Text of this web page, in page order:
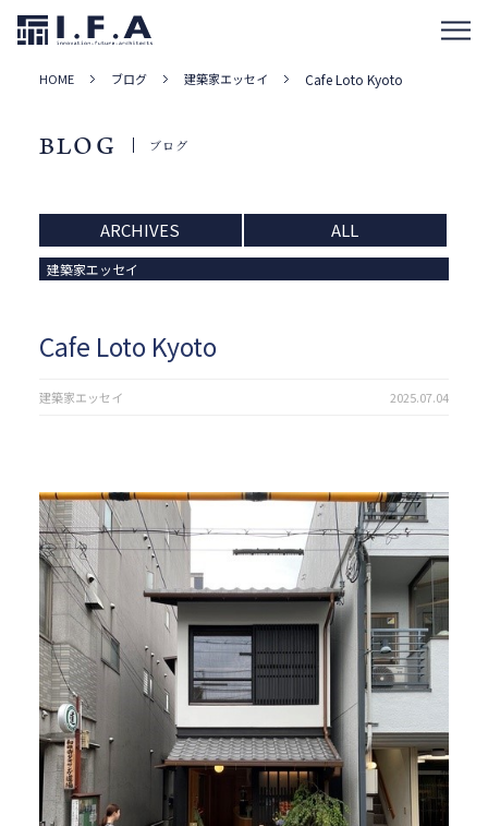
HOME ブログ 建築家エッセイ Cafe Loto Kyoto
BLOG ブログ
ARCHIVES ALL
建築家エッセイ
Cafe Loto Kyoto
建築家エッセイ 2025.07.04